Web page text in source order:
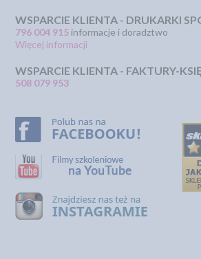
WSPARCIE KLIENTA - DRUKARKI
796 004 915 informacje i doradztwo
Więcej informacji
WSPARCIE KLIENTA - FAKTURY-
508 079 953